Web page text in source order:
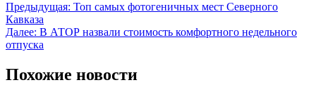
Предыдущая: Топ самых фотогеничных мест Северного
Кавказа
Далее: В АТОР назвали стоимость комфортного недельного
отпуска
Похожие новости